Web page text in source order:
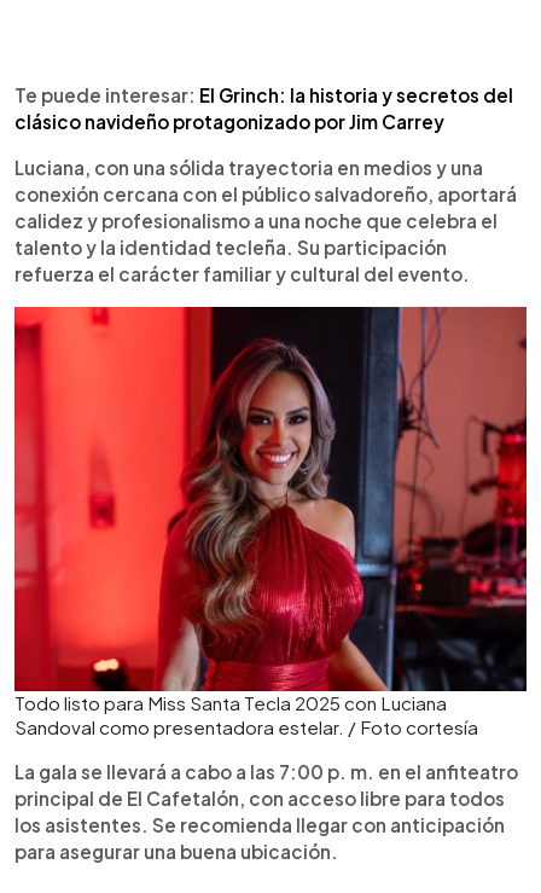
Te puede interesar: El Grinch: la historia y secretos del
clásico navideño protagonizado por Jim Carrey
Luciana, con una sólida trayectoria en medios y una
conexión cercana con el público salvadoreño, aportará
calidez y profesionalismo a una noche que celebra el
talento y la identidad tecleña. Su participación
refuerza el carácter familiar y cultural del evento.
Todo listo para Miss Santa Tecla 2025 con Luciana
Sandoval como presentadora estelar. / Foto cortesía
La gala se llevará a cabo a las 7:00 p. m. en el anfiteatro
principal de El Cafetalón, con acceso libre para todos
los asistentes. Se recomienda llegar con anticipación
para asegurar una buena ubicación.